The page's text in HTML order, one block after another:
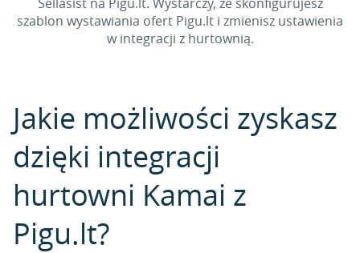
szablon wystawiania ofert Pigu.lt i zmienisz ustawienia
w integracji z hurtownią.
Jakie możliwości zyskasz
dzięki integracji
hurtowni Kamai z
Pigu.lt?